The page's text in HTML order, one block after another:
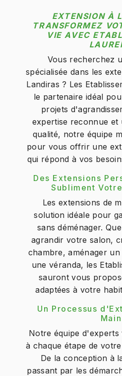
EXTENSION À
TRANSFORMEZ
VIE AVEC
Vous recherchez
spécialisée dans les
Landiras ? Les
le partenaire idéal
projets
expertise reconnue et
qualité, notre équipe
pour vous offrir une
qui répond à vos
Des Extensions
Subliment
Les extensions de
solution idéale pour
sans déménager.
agrandir votre salon,
chambre, aménager
une véranda, les
sauront vous
adaptées à votre
Un Processus
Main
Notre équipe d'experts
à chaque étape de
De la conception à
passant par les